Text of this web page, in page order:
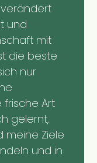
und
mit
die beste
nur
frische Art
gelernt,
meine Ziele
und in